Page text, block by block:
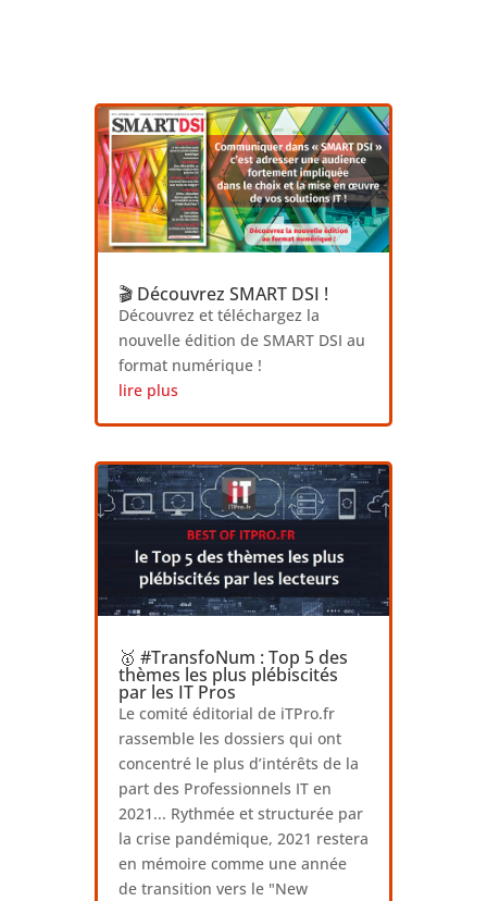
🎬 Découvrez SMART DSI !
Découvrez et téléchargez la
nouvelle édition de SMART DSI au
format numérique !
lire plus
🥇 #TransfoNum : Top 5 des
thèmes les plus plébiscités
par les IT Pros
Le comité éditorial de iTPro.fr
rassemble les dossiers qui ont
concentré le plus d’intérêts de la
part des Professionnels IT en
2021... Rythmée et structurée par
la crise pandémique, 2021 restera
en mémoire comme une année
de transition vers le "New